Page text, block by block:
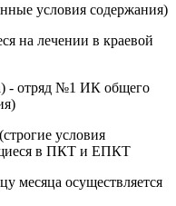
условия содержания)
на лечении в краевой
- отряд №1 ИК общего
условия
в ПКТ и ЕПКТ
месяца осуществляется